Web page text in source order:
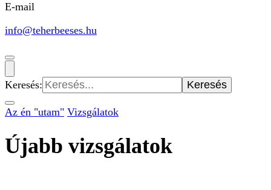
E-mail
info@teherbeeses.hu
Keresés:
Az én "utam" Vizsgálatok
Újabb vizsgálatok